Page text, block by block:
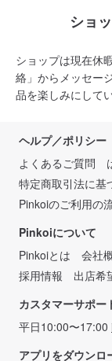
ショ
ショップは現在休
絡」からメッセー
品を楽しみにして
ヘルプ／ポリシー
よくあるご質問
特定商取引法に基
Pinkoiのご利用の
Pinkoiについて
Pinkoiとは
会社
採用情報
出店希
カスタマーサポー
平日10:00〜17:00
アプリをダウンロ